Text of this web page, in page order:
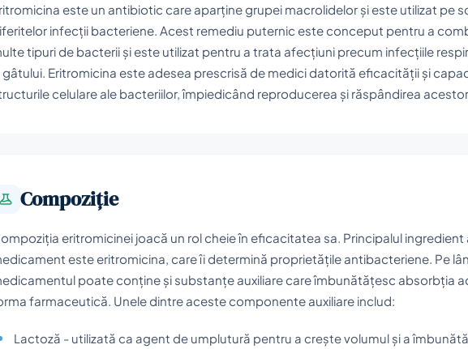
este un antibiotic care aparține grupei macrolidelor și este utilizat pe
infecții bacteriene. Acest remediu puternic este conceput pentru a
tipuri de bacterii și este utilizat pentru a trata afecțiuni precum infecțiile
gâtului. Eritromicina este adesea prescrisă de medici datorită eficacității și
celulare ale bacteriilor, împiedicând reproducerea și răspândirea
Compoziţie
eritromicinei joacă un rol cheie în eficacitatea sa. Principalul
este eritromicina, care îi determină proprietățile antibacteriene. Pe
poate conține și substanțe auxiliare care îmbunătățesc absorbția
farmaceutică. Unele dintre aceste componente auxiliare includ:
Lactoză - utilizată ca agent de umplutură pentru a crește volumul și a